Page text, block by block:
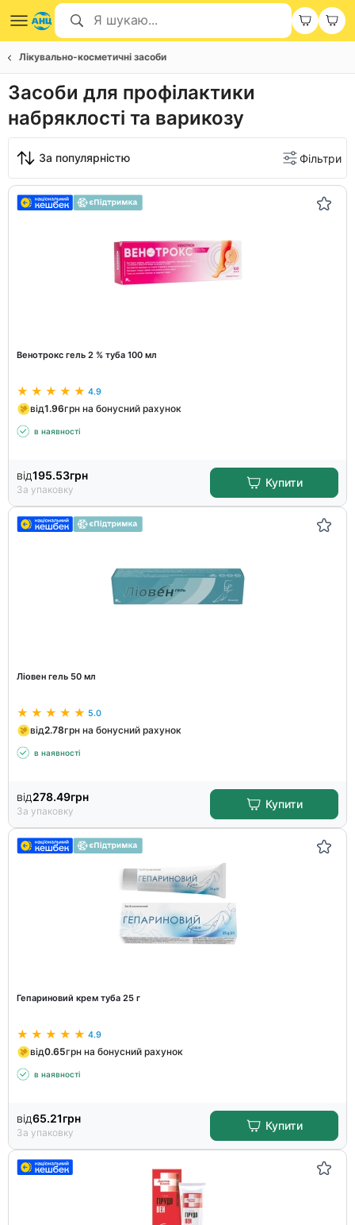
Лікувально-косметичні засоби
Засоби для профілактики
набряклості та варикозу
За популярністю Фільтри
Венотрокс гель 2 % туба 100 мл
4.9
від1.96грн на бонусний рахунок
в наявності
від195.53грн
За упаковку
Купити
Ліовен гель 50 мл
5.0
від2.78грн на бонусний рахунок
в наявності
від278.49грн
За упаковку
Купити
Гепариновий крем туба 25 г
4.9
від0.65грн на бонусний рахунок
в наявності
від65.21грн
За упаковку
Купити